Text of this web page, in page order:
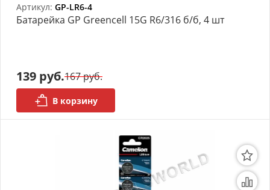
Артикул: GP-LR6-4
Батарейка GP Greencell 15G R6/316 б/б, 4 шт
139 руб.167 руб.
В корзину